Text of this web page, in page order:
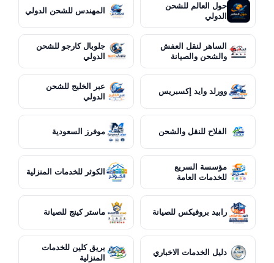
حول العالم للشحن
الدولي
المهندس للشحن الدولي
الساهر لنقل العفش
والشحن والصيانة
جلوبال كارجو للشحن
الدولي
وورلد وايد إكسبريس
عبر الخليج للشحن
الدولي
الفلاح للنقل والشحن موفرز السعودية
مؤسسة السريع
للخدمات العامة
الكوثر للخدمات المنزلية
رابيد بروفيكس للصيانة ماستر كينج للصيانة
دليل الخدمات الاخباري
بريق كلين للخدمات
المنزلية